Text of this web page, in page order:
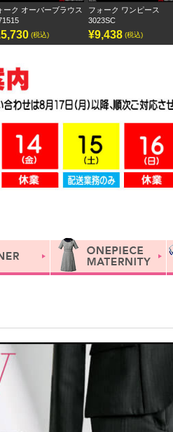
ーク ワンピース
(税込)
エンジョイ ライトジャケ
ト ESJ917
¥14,300 (税込)